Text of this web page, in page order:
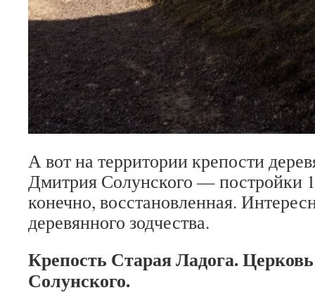
А вот на территории крепости
Дмитрия Солунского — постройки
конечно, восстановленная.
деревянного зодчества.
Крепость Старая Ладога.
Солунского.